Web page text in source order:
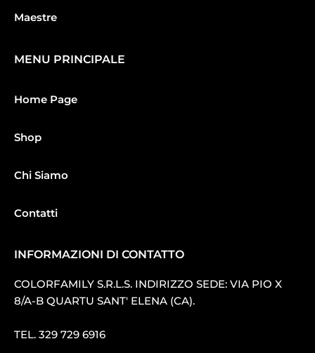
Maestre
MENU PRINCIPALE
Home Page
Shop
Chi Siamo
Contatti
INFORMAZIONI DI CONTATTO
COLORFAMILY S.R.L.S. INDIRIZZO SEDE: VIA PIO X
8/A-B QUARTU SANT′ ELENA (CA).
TEL. 329 729 6916